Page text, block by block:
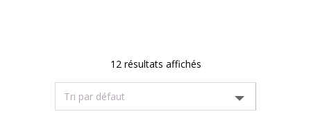
12 résultats affichés